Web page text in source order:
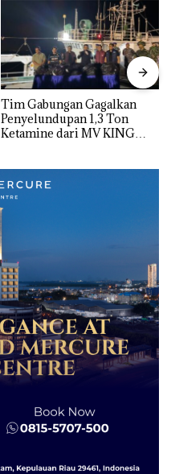
Tim Gabungan Gagalkan
Penyelundupan 1,3 Ton
Ketamine dari MV KING